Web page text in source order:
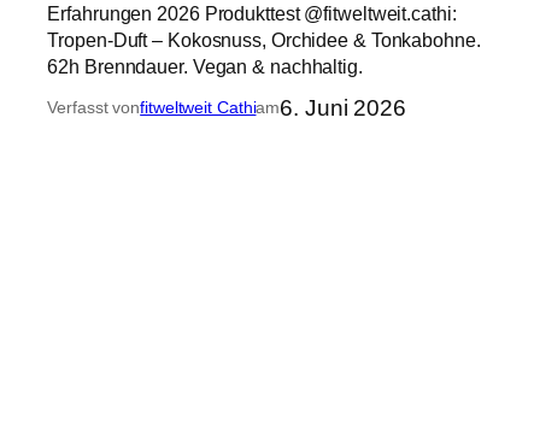
Erfahrungen 2026 Produkttest @fitweltweit.cathi:
Tropen-Duft – Kokosnuss, Orchidee & Tonkabohne.
62h Brenndauer. Vegan & nachhaltig.
Verfasst vonfitweltweit Cathiam6. Juni 2026